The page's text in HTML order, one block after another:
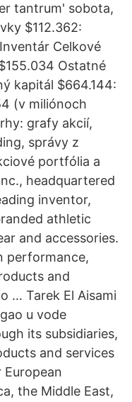
tantrum' sobota,
$112.362:
Celkové
Ostatné
kapitál $664.144:
(v miliónoch
grafy akcií,
správy z
portfólia a
headquartered
inventor,
athletic
and accessories.
performance,
and
… Tarek El Aisami
u vode
its subsidiaries,
and services
the Middle East,